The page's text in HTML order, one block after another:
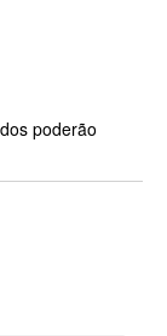
poderão